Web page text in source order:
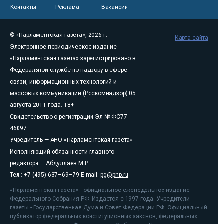
Контакты Реклама Вакансии
© «Парламентская газета», 2026 г.
Электронное периодическое издание
«Парламентская газета» зарегистрировано в
Федеральной службе по надзору в сфере
связи, информационных технологий и
массовых коммуникаций (Роскомнадзор) 05
августа 2011 года. 18+
Свидетельство о регистрации Эл № ФС77-
46097
Учредитель — АНО «Парламентская газета»
Исполняющий обязанности главного
редактора — Абдуллаев М.Р.
Тел.: +7 (495) 637–69–79 E-mail: pg@pnp.ru
«Парламентская газета» - официальное еженедельное издание
Федерального Собрания РФ. Издается с 1997 года. Учредители
газеты - Государственная Дума и Совет Федерации РФ. Официальный
публикатор федеральных конституционных законов, федеральных
Карта сайта